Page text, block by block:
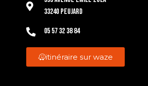
33240 Peujard
05 57 32 38 84
itinéraire sur waze